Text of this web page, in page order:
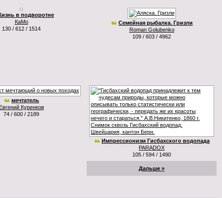
в подворотне
КаМо
130 / 612 / 1514
Семейная рыбалка. Гризли
Roman Golubenko
109 / 603 / 4962
мечтатель
Евгений Куренков
74 / 600 / 2189
Импрессионизм Гисбахского водопада
PARADOX
105 / 594 / 1490
Дальше »